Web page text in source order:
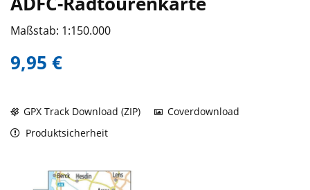
Maßstab: 1:150.000
9,95 €
GPX Track Download (ZIP)
Coverdownload
Produktsicherheit